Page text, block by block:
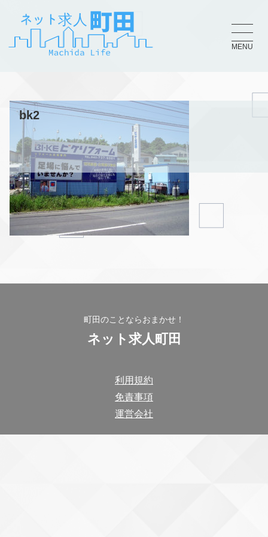
MENU
bk2
町田のことならおまかせ！
ネット求人町田
利用規約
免責事項
運営会社